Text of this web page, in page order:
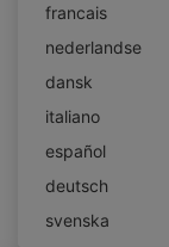
francais
nederlandse
dansk
italiano
español
deutsch
svenska